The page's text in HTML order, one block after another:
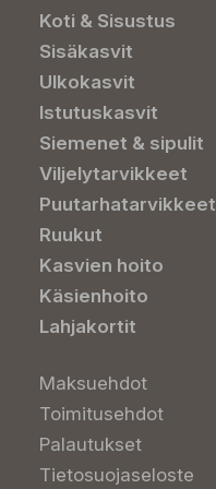
Koti & Sisustus
Sisäkasvit
Ulkokasvit
Istutuskasvit
Siemenet & sipulit
Viljelytarvikkeet
Puutarhatarvikkeet
Ruukut
Kasvien hoito
Käsienhoito
Lahjakortit
Maksuehdot
Toimitusehdot
Palautukset
Tietosuojaseloste